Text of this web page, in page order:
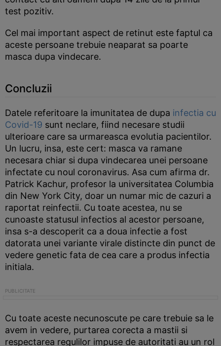
test pozitiv.
Cel mai important aspect de retinut este faptul ca
aceste persoane trebuie neaparat sa poarte
masca dupa vindecare.
Concluzii
Datele referitoare la imunitatea de dupa infectia cu
Covid-19 sunt neclare, fiind necesare studii
ulterioare care sa urmareasca evolutia pacientilor.
Un lucru, insa, este cert: masca va ramane
necesara chiar si dupa vindecarea unei persoane
infectate cu noul coronavirus. Asa cum afirma dr.
Patrick Kachur, profesor la universitatea Columbia
din New York City, doar un numar mic de cazuri a
raportat reinfectii. Cu toate acestea, nu se
cunoaste statusul infectios al acestor persoane,
insa s-a descoperit ca a doua infectie a fost
datorata unei variante virale distincte din punct de
vedere genetic fata de cea care a produs infectia
initiala.
Cu toate aceste necunoscute pe care trebuie sa le
avem in vedere, purtarea corecta a mastii si
respectarea regulilor impuse de autoritati au un rol